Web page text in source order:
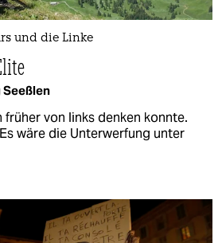
und die Linke
Seeßlen
von links denken konnte.
wäre die Unterwerfung unter